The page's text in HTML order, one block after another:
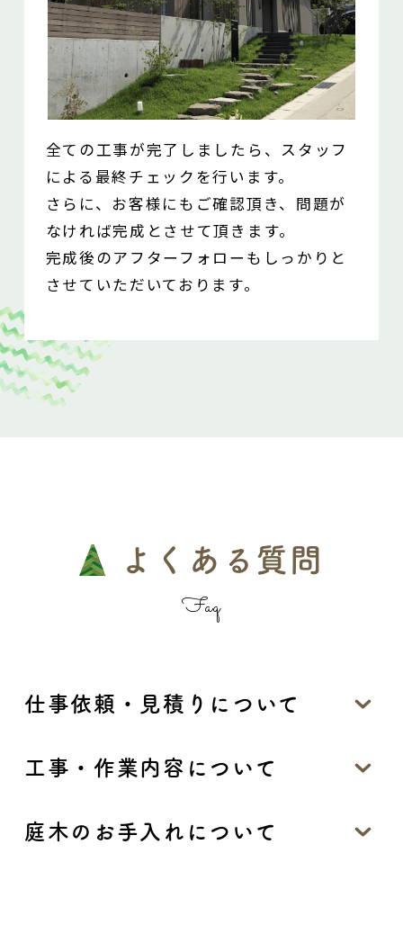
全ての工事が完了しましたら、スタッフ
による最終チェックを行います。
さらに、お客様にもご確認頂き、問題が
なければ完成とさせて頂きます。
完成後のアフターフォローもしっかりと
させていただいております。
よくある質問
Faq
仕事依頼・見積りについて
工事・作業内容について
庭木のお手入れについて